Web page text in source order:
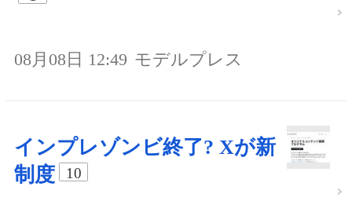
08月08日 12:49 モデルプレス
インプレゾンビ終了? Xが新
制度
10